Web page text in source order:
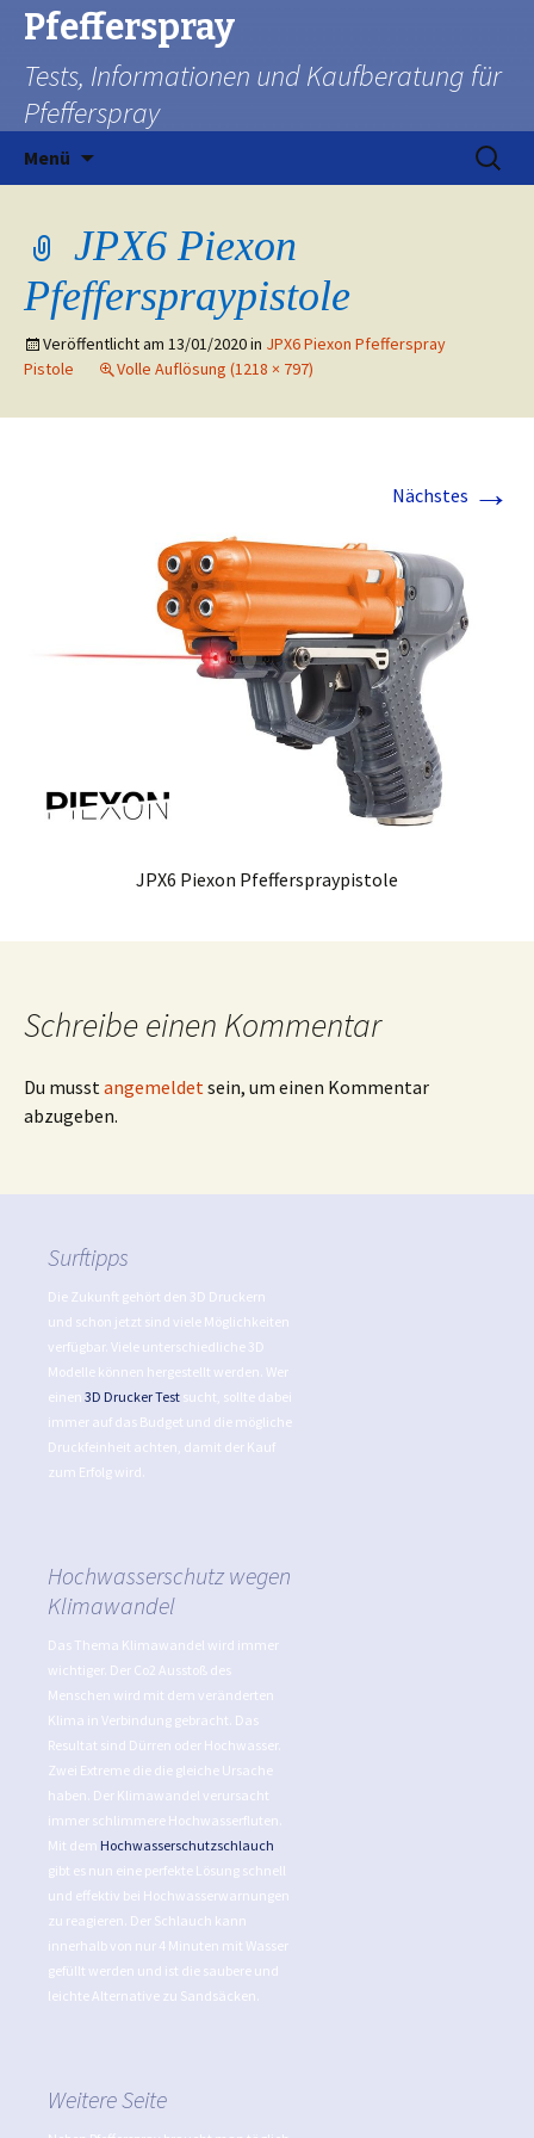
Pfefferspray
Tests, Informationen und Kaufberatung für
Pfefferspray
Menü
Suchen
nach:
JPX6 Piexon
Pfefferspraypistole
Veröffentlicht am 13/01/2020in JPX6 Piexon Pfefferspray
Pistole
Volle Auflösung (1218 × 797)
Nächstes →
JPX6 Piexon Pfefferspraypistole
Schreibe einen Kommentar
Du musstangemeldetsein, um einen Kommentar
abzugeben.
Surftipps
Die Zukunft gehört den 3D Druckern
und schon jetzt sind viele Möglichkeiten
verfügbar. Viele unterschiedliche 3D
Modelle können hergestellt werden. Wer
einen 3D Drucker Test sucht, sollte dabei
immer auf das Budget und die mögliche
Druckfeinheit achten, damit der Kauf
zum Erfolg wird.
Hochwasserschutz wegen
Klimawandel
Das Thema Klimawandel wird immer
wichtiger. Der Co2 Ausstoß des
Menschen wird mit dem veränderten
Klima in Verbindung gebracht. Das
Resultat sind Dürren oder Hochwasser.
Zwei Extreme die die gleiche Ursache
haben. Der Klimawandel verursacht
immer schlimmere Hochwasserfluten.
Mit dem Hochwasserschutzschlauch
gibt es nun eine perfekte Lösung schnell
und effektiv bei Hochwasserwarnungen
zu reagieren. Der Schlauch kann
innerhalb von nur 4 Minuten mit Wasser
gefüllt werden und ist die saubere und
leichte Alternative zu Sandsäcken.
Weitere Seite